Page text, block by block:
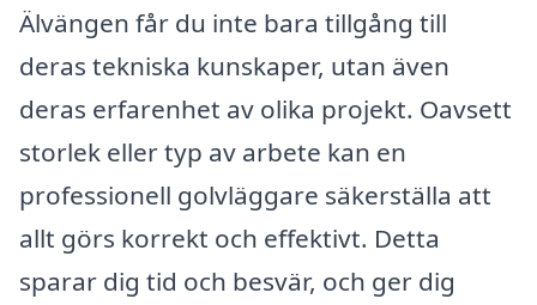
Älvängen får du inte bara tillgång till
deras tekniska kunskaper, utan även
deras erfarenhet av olika projekt. Oavsett
storlek eller typ av arbete kan en
professionell golvläggare säkerställa att
allt görs korrekt och effektivt. Detta
sparar dig tid och besvär, och ger dig